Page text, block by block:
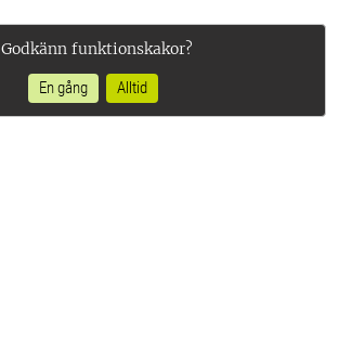
Godkänn funktionskakor?
En gång
Alltid